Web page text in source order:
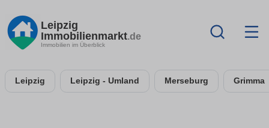
Leipzig
Immobilienmarkt.de
Immobilien im Überblick
Leipzig Leipzig - Umland Merseburg Grimma